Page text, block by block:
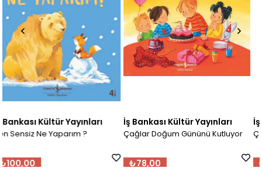
İş Bankası Kültür Yayınları
Çağlar Doğum Gününü Kutluyor
₺78,00
İş Bankası Kültür Yayınları
Çağlar Doktorda
₺78,00